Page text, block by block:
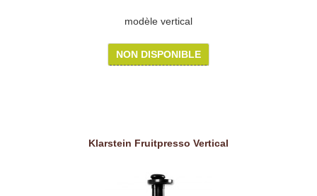
modèle vertical
NON DISPONIBLE
Klarstein Fruitpresso Vertical